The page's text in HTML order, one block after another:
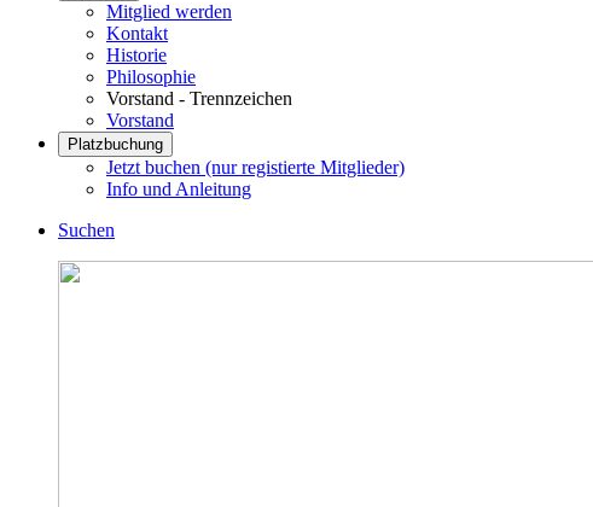
Mitglied werden
Kontakt
Historie
Philosophie
Vorstand - Trennzeichen
Vorstand
Platzbuchung
Jetzt buchen (nur registierte Mitglieder)
Info und Anleitung
Suchen